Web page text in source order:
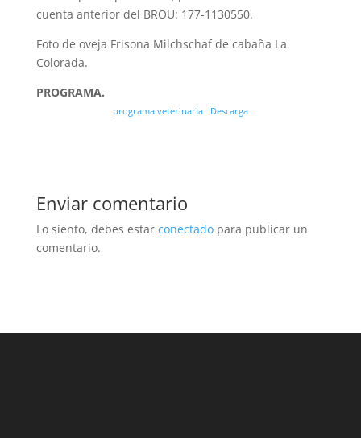
cuenta anterior del BROU: 177-1130550.
Foto de oveja Frisona Milchschaf de cabaña La
Colorada.
PROGRAMA.
programa veterinaria Descarga
Enviar comentario
Lo siento, debes estar conectadopara publicar un
comentario.